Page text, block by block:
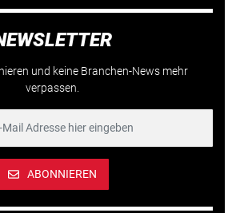
und keine Branchen-News mehr
verpassen.
ABONNIEREN